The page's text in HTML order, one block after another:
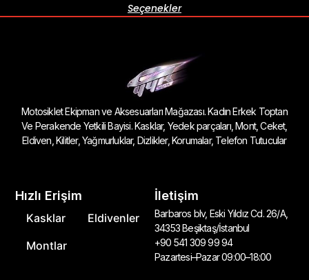
Seçenekler
Motosiklet Ekipman ve Aksesuarları Mağazası. Kadın Erkek Toptan
Ve Perakende Yetkili Bayisi. Kasklar, Yedek parçaları, Mont, Ceket,
Eldiven, Kilitler, Yağmurluklar, Dizlikler, Korumalar, Telefon Tutucular
Hızlı Erişim
Kasklar
Eldivenler
Montlar
İletişim
Barbaros blv, Eski Yıldız Cd. 26/A,
34353 Beşiktaş/İstanbul
+90 541 309 99 94
Pazartesi–Pazar 09:00–18:00